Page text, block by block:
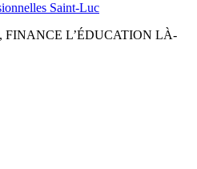
Saint-Luc
L’ÉDUCATION LÀ-